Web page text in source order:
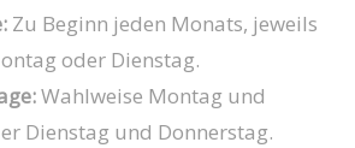
Zu Beginn jeden Monats, jeweils
oder Dienstag.
Wahlweise Montag und
Dienstag und Donnerstag.